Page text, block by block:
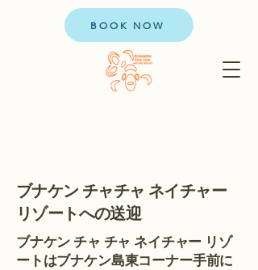
BOOK NOW
ブナケン チャチャ ネイチャー
リゾートへの送迎
ブナケン チャ チャ ネイチャー リゾ
ートはブナケン島東コーナー手前に